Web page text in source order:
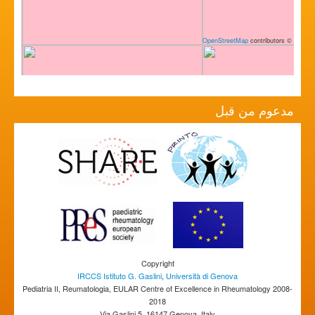
©
OpenStreetMap contributors
مدعوم من قبل
Copyright
IRCCS Istituto G. Gaslini, Università di Genova
Pediatria II, Reumatologia, EULAR Centre of Excellence in Rheumatology 2008-
2018